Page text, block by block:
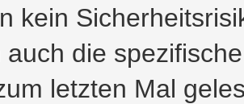
kein
auch die
letzten Mal